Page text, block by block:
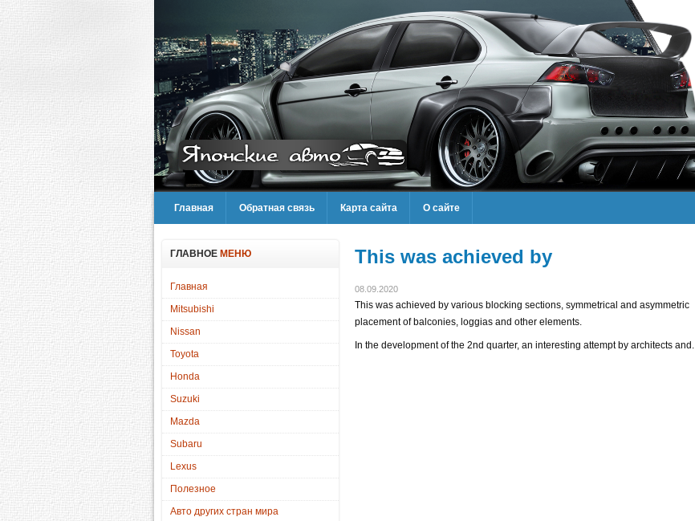
Главная Обратная связь Карта сайта О сайте
ГЛАВНОЕ МЕНЮ
Главная
Mitsubishi
Nissan
Toyota
Honda
Suzuki
Mazda
Subaru
Lexus
Полезное
Авто других стран мира
This was achieved by
08.09.2020
This was achieved by various blocking sections, symmetrical and asymmetric
placement of balconies, loggias and other elements.
In the development of the 2nd quarter, an interesting attempt by architects and.